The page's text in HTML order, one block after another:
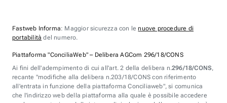
Fastweb Informa: Maggior sicurezza con lenuove procedure di
portabilità del numero.
Piattaforma "ConciliaWeb" – Delibera AGCom 296/18/CONS
Ai fini dell'adempimento di cui all'art. 2 della delibera n.296/18/CONS,
recante "modifiche alla delibera n.203/18/CONS con riferimento
all'entrata in funzione della piattaforma Conciliaweb", si comunica
che l'indirizzo web della piattaforma alla quale è possibile accedere